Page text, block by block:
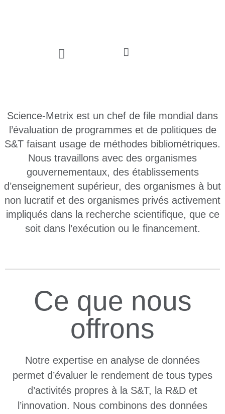
Science-Metrix est un chef de file mondial dans
l’évaluation de programmes et de politiques de
S&T faisant usage de méthodes bibliométriques.
Nous travaillons avec des organismes
gouvernementaux, des établissements
d’enseignement supérieur, des organismes à but
non lucratif et des organismes privés activement
impliqués dans la recherche scientifique, que ce
soit dans l’exécution ou le financement.
Ce que nous
offrons
Notre expertise en analyse de données
permet d’évaluer le rendement de tous types
d’activités propres à la S&T, la R&D et
l’innovation. Nous combinons des données